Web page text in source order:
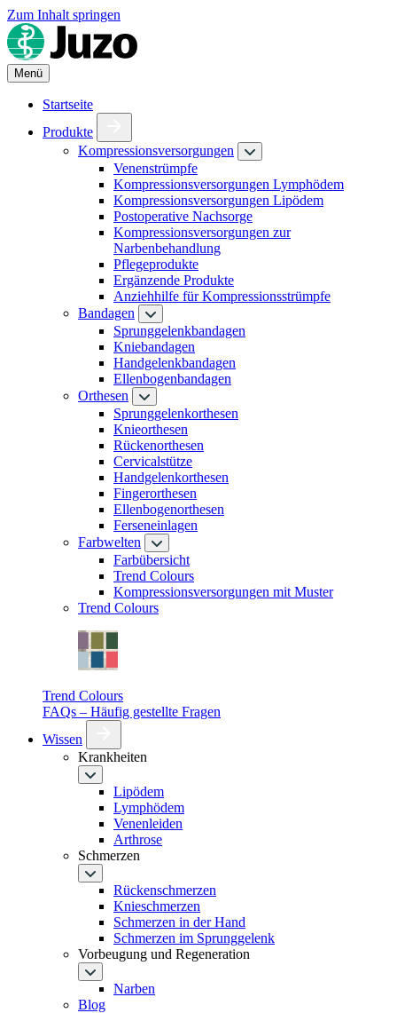
Zum Inhalt springen
Menü
Startseite
Produkte
Kompressionsversorgungen
Venenstrümpfe
Kompressionsversorgungen Lymphödem
Kompressionsversorgungen Lipödem
Postoperative Nachsorge
Kompressionsversorgungen zur
Narbenbehandlung
Pflegeprodukte
Ergänzende Produkte
Anziehhilfe für Kompressionsstrümpfe
Bandagen
Sprunggelenkbandagen
Kniebandagen
Handgelenkbandagen
Ellenbogenbandagen
Orthesen
Sprunggelenkorthesen
Knieorthesen
Rückenorthesen
Cervicalstütze
Handgelenkorthesen
Fingerorthesen
Ellenbogenorthesen
Ferseneinlagen
Farbwelten
Farbübersicht
Trend Colours
Kompressionsversorgungen mit Muster
Trend Colours
Trend Colours
FAQs – Häufig gestellte Fragen
Wissen
Krankheiten
Lipödem
Lymphödem
Venenleiden
Arthrose
Schmerzen
Rückenschmerzen
Knieschmerzen
Schmerzen in der Hand
Schmerzen im Sprunggelenk
Vorbeugung und Regeneration
Narben
Blog